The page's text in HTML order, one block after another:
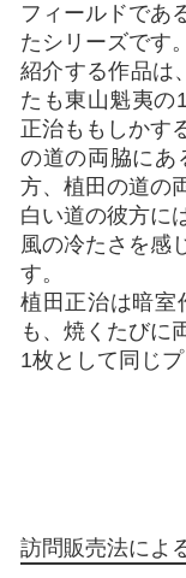
フィールドであ
たシリーズです
紹介する作品は
たも東山魁夷の
正治ももしかす
の道の両脇にあ
方、植田の道の
白い道の彼方に
風の冷たさを感
す。
植田正治は暗室
も、焼くたびに
1枚として同じ
訪問販売法によ